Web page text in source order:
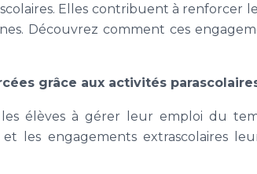
Elles contribuent à renforcer
Découvrez comment ces
grâce aux activités
les élèves à gérer leur emploi du
les engagements extrascolaires